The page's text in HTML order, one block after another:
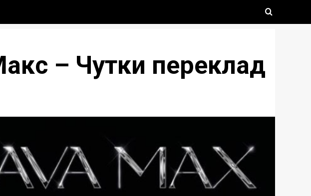
– Чутки переклад